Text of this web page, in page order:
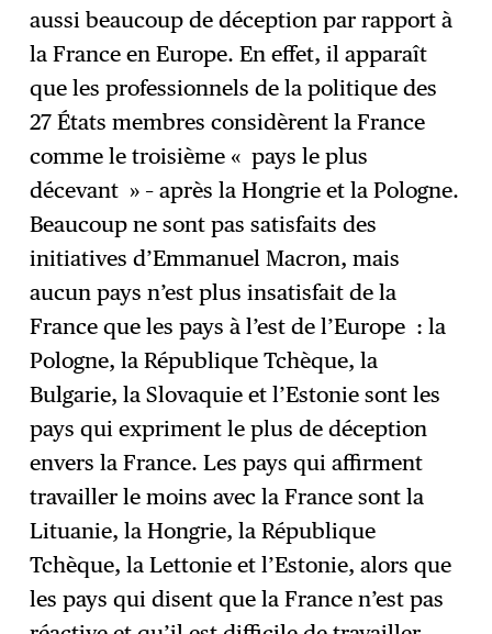
aussi beaucoup de déception par rapport à
la France en Europe. En effet, il apparaît
que les professionnels de la politique des
27 États membres considèrent la France
comme le troisième « pays le plus
décevant » – après la Hongrie et la Pologne.
Beaucoup ne sont pas satisfaits des
initiatives d’Emmanuel Macron, mais
aucun pays n’est plus insatisfait de la
France que les pays à l’est de l’Europe : la
Pologne, la République Tchèque, la
Bulgarie, la Slovaquie et l’Estonie sont les
pays qui expriment le plus de déception
envers la France. Les pays qui affirment
travailler le moins avec la France sont la
Lituanie, la Hongrie, la République
Tchèque, la Lettonie et l’Estonie, alors que
les pays qui disent que la France n’est pas